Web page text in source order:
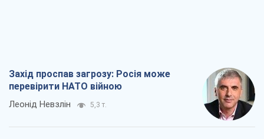
Захід проспав загрозу: Росія може
перевірити НАТО війною
Леонід Невзлін 5,3 т.